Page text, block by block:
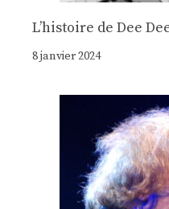
Lʼhistoire de Dee
8 janvier 2024